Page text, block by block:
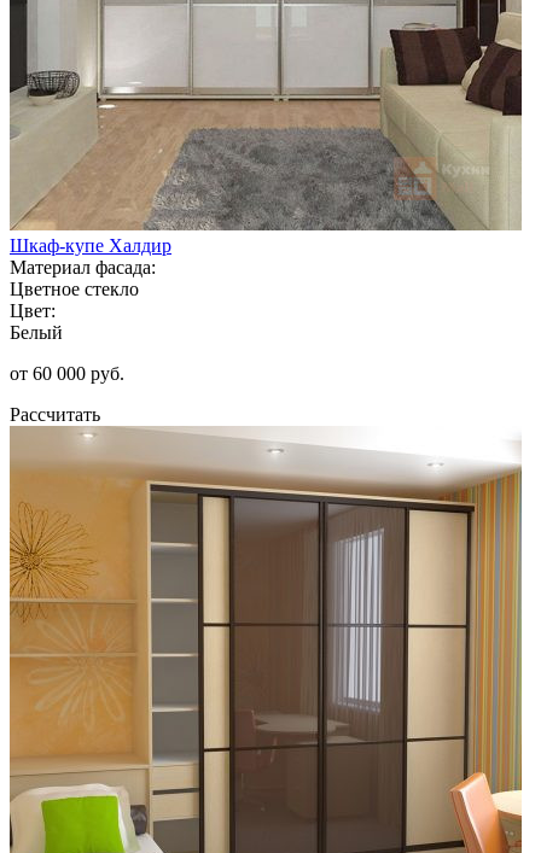
Шкаф-купе Халдир
Материал фасада:
Цветное стекло
Цвет:
Белый
от 60 000 руб.
Рассчитать